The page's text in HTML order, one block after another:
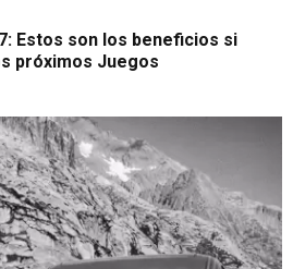
Estos son los beneficios si
próximos Juegos